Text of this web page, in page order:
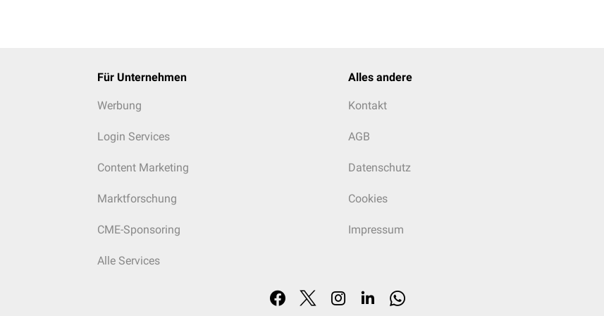
Für Unternehmen
Werbung
Login Services
Content Marketing
Marktforschung
CME-Sponsoring
Alle Services
Alles andere
Kontakt
AGB
Datenschutz
Cookies
Impressum